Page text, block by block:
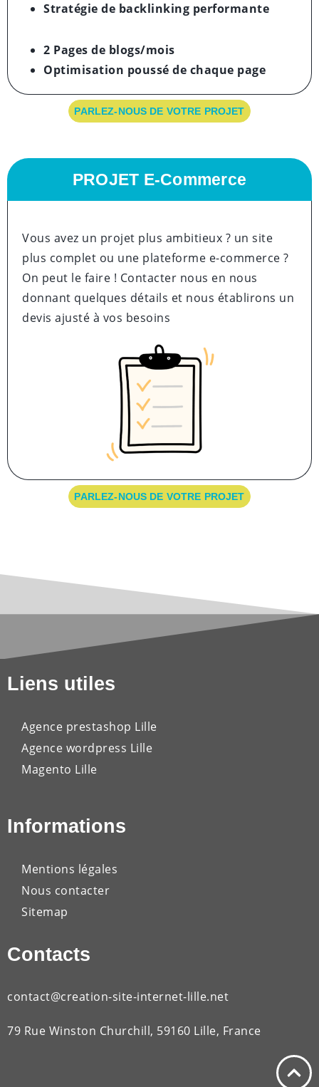
Stratégie de backlinking performante
2 Pages de blogs/mois
Optimisation poussé de chaque page
PARLEZ-NOUS DE VOTRE PROJET
PROJET E-Commerce
Vous avez un projet plus ambitieux ? un site
plus complet ou une plateforme e-commerce ?
On peut le faire ! Contacter nous en nous
donnant quelques détails et nous établirons un
devis ajusté à vos besoins
PARLEZ-NOUS DE VOTRE PROJET
Liens utiles
Agence prestashop Lille
Agence wordpress Lille
Magento Lille
Informations
Mentions légales
Nous contacter
Sitemap
Contacts
contact@creation-site-internet-lille.net
79 Rue Winston Churchill, 59160 Lille, France